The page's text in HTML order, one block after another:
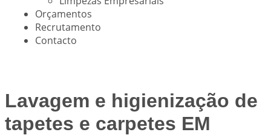
Orçamentos
Recrutamento
Contacto
Lavagem e higienização de
tapetes e carpetes EM